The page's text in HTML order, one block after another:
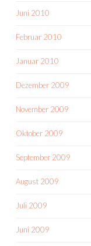
Juni 2010
Februar 2010
Januar 2010
Dezember 2009
November 2009
Oktober 2009
September 2009
August 2009
Juli 2009
Juni 2009